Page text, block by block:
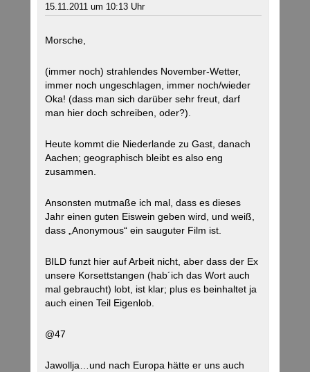
15.11.2011 um 10:13 Uhr
Morsche,
(immer noch) strahlendes November-Wetter,
immer noch ungeschlagen, immer noch/wieder
Oka! (dass man sich darüber sehr freut, darf
man hier doch schreiben, oder?).
Heute kommt die Niederlande zu Gast, danach
Aachen; geographisch bleibt es also eng
zusammen.
Ansonsten mutmaße ich mal, dass es dieses
Jahr einen guten Eiswein geben wird, und weiß,
dass „Anonymous“ ein sauguter Film ist.
BILD funzt hier auf Arbeit nicht, aber dass der Ex
unsere Korsettstangen (hab´ich das Wort auch
mal gebraucht) lobt, ist klar; plus es beinhaltet ja
auch einen Teil Eigenlob.
@47
Jawollja…und nach Europa hätte er uns auch